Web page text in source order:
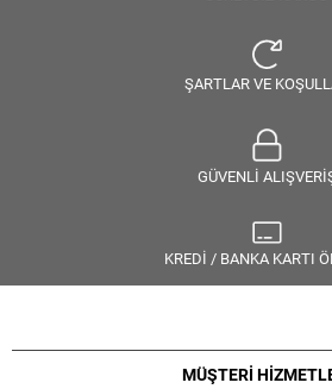
ŞARTLAR VE
GÜVENLİ
KREDİ / BANKA KARTI
MÜŞTERİ